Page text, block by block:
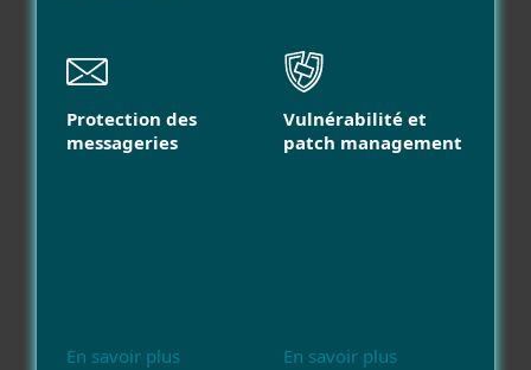
Protection des
messageries
En savoir plus
Vulnérabilité et
patch management
En savoir plus